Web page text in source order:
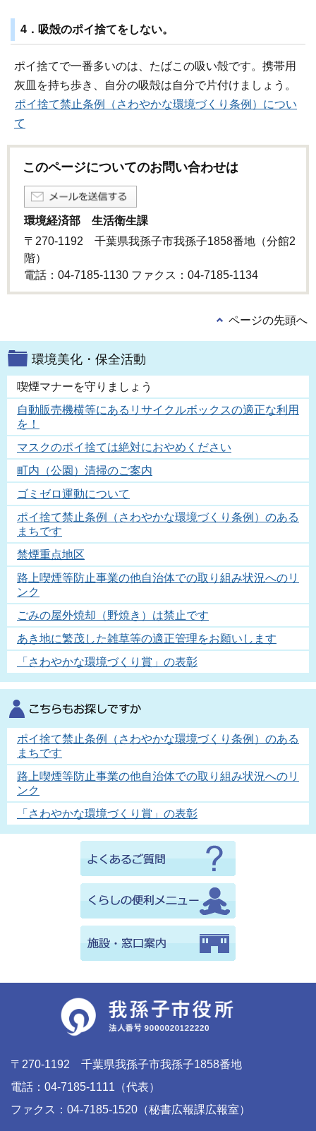
4．吸殻のポイ捨てをしない。
ポイ捨てで一番多いのは、たばこの吸い殻です。携帯用
灰皿を持ち歩き、自分の吸殻は自分で片付けましょう。
ポイ捨て禁止条例（さわやかな環境づくり条例）につい
て
このページについてのお問い合わせは
環境経済部 生活衛生課
〒270-1192 千葉県我孫子市我孫子1858番地（分館2
階）
電話：04-7185-1130 ファクス：04-7185-1134
ページの先頭へ
環境美化・保全活動
喫煙マナーを守りましょう
自動販売機横等にあるリサイクルボックスの適正な利用
を！
マスクのポイ捨ては絶対におやめください
町内（公園）清掃のご案内
ゴミゼロ運動について
ポイ捨て禁止条例（さわやかな環境づくり条例）のある
まちです
禁煙重点地区
路上喫煙等防止事業の他自治体での取り組み状況へのリ
ンク
ごみの屋外焼却（野焼き）は禁止です
あき地に繁茂した雑草等の適正管理をお願いします
「さわやかな環境づくり賞」の表彰
ポイ捨て禁止条例（さわやかな環境づくり条例）のある
まちです
路上喫煙等防止事業の他自治体での取り組み状況へのリ
ンク
「さわやかな環境づくり賞」の表彰
〒270-1192 千葉県我孫子市我孫子1858番地
電話：04-7185-1111（代表）
ファクス：04-7185-1520（秘書広報課広報室）